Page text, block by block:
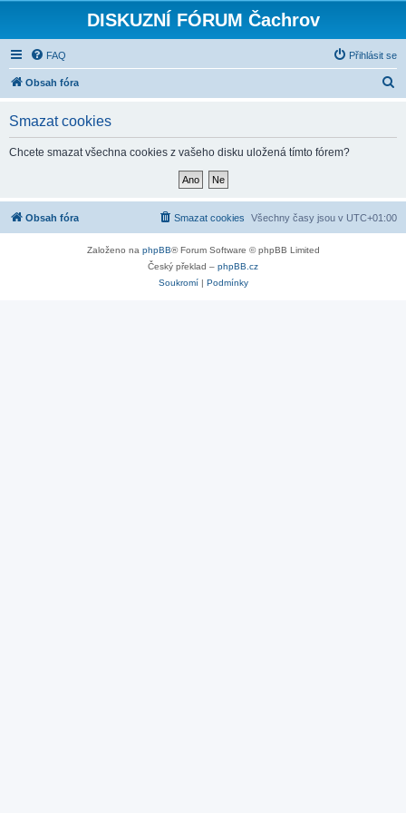
DISKUZNÍ FÓRUM Čachrov
FAQ Přihlásit se
Obsah fóra
Smazat cookies
Chcete smazat všechna cookies z vašeho disku uložená tímto fórem?
Obsah fóra Všechny časy jsou v UTC+01:00
Smazat cookies
Založeno na phpBB® Forum Software © phpBB Limited
Český překlad – phpBB.cz
Soukromí| Podmínky